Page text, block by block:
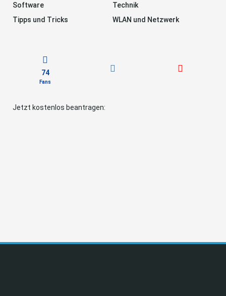
Software
Technik
Tipps und Tricks
WLAN und Netzwerk
74
Fans
Jetzt kostenlos beantragen: